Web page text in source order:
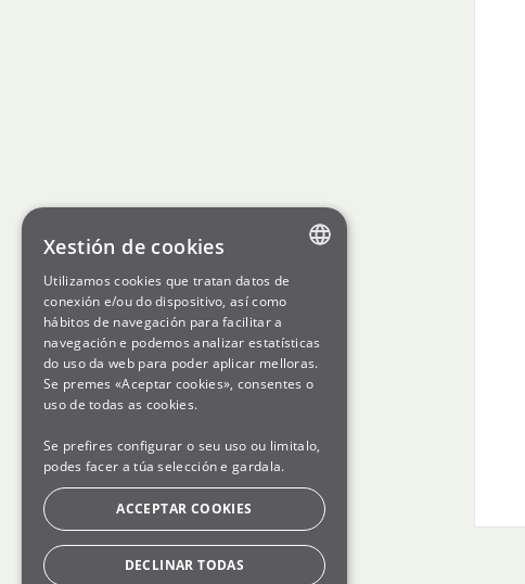
ENGLISH
SPANISH
GL
Xestión de cookies
Utilizamos cookies que tratan datos de
conexión e/ou do dispositivo, así como
hábitos de navegación para facilitar a
navegación e podemos analizar estatísticas
do uso da web para poder aplicar melloras.
Se premes «Aceptar cookies», consentes o
uso de todas as cookies.
Se prefires configurar o seu uso ou limitalo,
podes facer a túa selección e gardala.
ACCEPTAR COOKIES
DECLINAR TODAS